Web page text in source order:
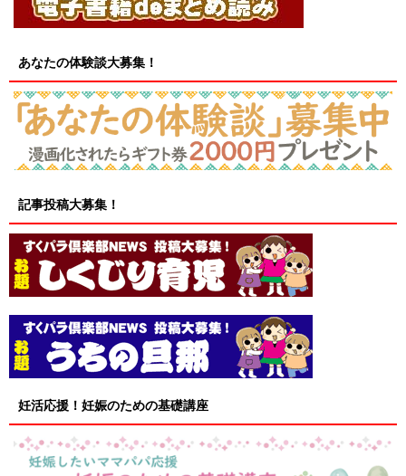
あなたの体験談大募集！
記事投稿大募集！
妊活応援！妊娠のための基礎講座